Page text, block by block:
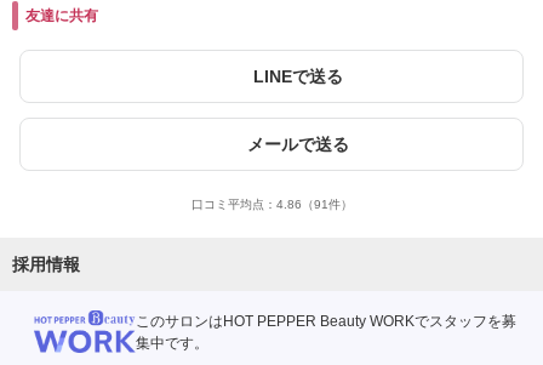
友達に共有
LINEで送る
メールで送る
口コミ平均点： 4.86 （91件）
採用情報
このサロンはHOT PEPPER Beauty WORKでスタッフを募
集中です。